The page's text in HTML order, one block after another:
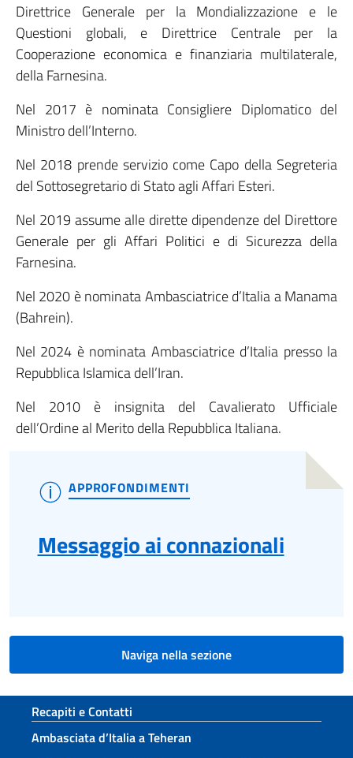
Direttrice Generale per la Mondializzazione e le
Questioni globali, e Direttrice Centrale per la
Cooperazione economica e finanziaria multilaterale,
della Farnesina.
Nel 2017 è nominata Consigliere Diplomatico del
Ministro dell’Interno.
Nel 2018 prende servizio come Capo della Segreteria
del Sottosegretario di Stato agli Affari Esteri.
Nel 2019 assume alle dirette dipendenze del Direttore
Generale per gli Affari Politici e di Sicurezza della
Farnesina.
Nel 2020 è nominata Ambasciatrice d’Italia a Manama
(Bahrein).
Nel 2024 è nominata Ambasciatrice d’Italia presso la
Repubblica Islamica dell’Iran.
Nel 2010 è insignita del Cavalierato Ufficiale
dell’Ordine al Merito della Repubblica Italiana.
APPROFONDIMENTI
Messaggio ai connazionali
Naviga nella sezione
Sezione footer
Recapiti e Contatti
Ambasciata d’Italia a Teheran